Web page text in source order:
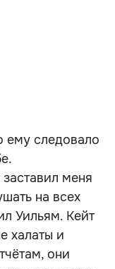
ему следовало
меня
на всех
Уильям. Кейт
халаты и
они